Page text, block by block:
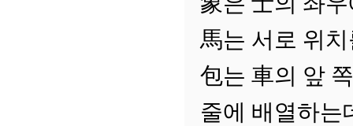
馬는 서로 위
包는 車의 앞
줄에 배열하는